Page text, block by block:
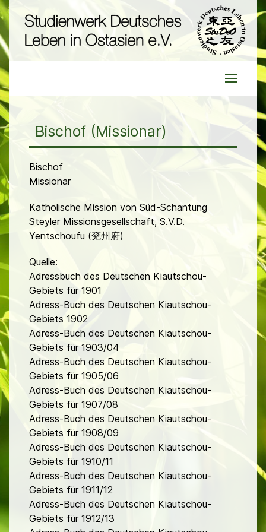
Bischof (Missionar)
Bischof
Missionar
Katholische Mission von Süd-Schantung
Steyler Missionsgesellschaft, S.V.D.
Yentschoufu (兖州府)
Quelle:
Adressbuch des Deutschen Kiautschou-
Gebiets für 1901
Adress-Buch des Deutschen Kiautschou-
Gebiets 1902
Adress-Buch des Deutschen Kiautschou-
Gebiets für 1903/04
Adress-Buch des Deutschen Kiautschou-
Gebiets für 1905/06
Adress-Buch des Deutschen Kiautschou-
Gebiets für 1907/08
Adress-Buch des Deutschen Kiautschou-
Gebiets für 1908/09
Adress-Buch des Deutschen Kiautschou-
Gebiets für 1910/11
Adress-Buch des Deutschen Kiautschou-
Gebiets für 1911/12
Adress-Buch des Deutschen Kiautschou-
Gebiets für 1912/13